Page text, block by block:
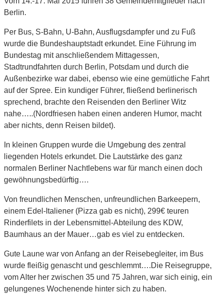
Berlin.
Per Bus, S-Bahn, U-Bahn, Ausflugsdampfer und zu Fuß
wurde die Bundeshauptstadt erkundet. Eine Führung im
Bundestag mit anschließendem Mittagessen,
Stadtrundfahrten durch Berlin, Potsdam und durch die
Außenbezirke war dabei, ebenso wie eine gemütliche Fahrt
auf der Spree. Ein kundiger Führer, fließend berlinerisch
sprechend, brachte den Reisenden den Berliner Witz
nahe…..(Nordfriesen haben einen anderen Humor, macht
aber nichts, denn Reisen bildet).
In kleinen Gruppen wurde die Umgebung des zentral
liegenden Hotels erkundet. Die Lautstärke des ganz
normalen Berliner Nachtlebens war für manch einen doch
gewöhnungsbedürftig….
Von freundlichen Menschen, unfreundlichen Barkeepern,
einem Edel-Italiener (Pizza gab es nicht), 299€ teuren
Rinderfilets in der Lebensmittel-Abteilung des KDW,
Baumhaus an der Mauer…gab es viel zu entdecken.
Gute Laune war von Anfang an der Reisebegleiter, im Bus
wurde fleißig genascht und geschlemmt….Die Reisegruppe,
vom Alter her zwischen 35 und 75 Jahren, war sich einig, ein
gelungenes Wochenende hinter sich zu haben.